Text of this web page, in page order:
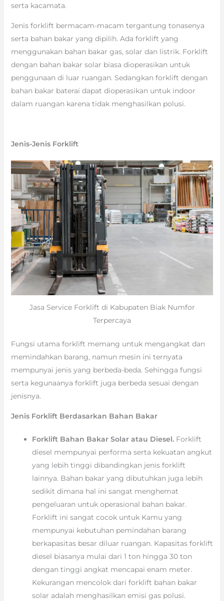
serta kacamata.
Jenis forklift bermacam-macam tergantung tonasenya
serta bahan bakar yang dipilih. Ada forklift yang
menggunakan bahan bakar gas, solar dan listrik. Forklift
dengan bahan bakar solar biasa dioperasikan untuk
penggunaan di luar ruangan. Sedangkan forklift dengan
bahan bakar baterai dapat dioperasikan untuk indoor
dalam ruangan karena tidak menghasilkan polusi.
Jenis-Jenis Forklift
Jasa Service Forklift di Kabupaten Biak Numfor
Terpercaya
Fungsi utama forklift memang untuk mengangkat dan
memindahkan barang, namun mesin ini ternyata
mempunyai jenis yang berbeda-beda. Sehingga fungsi
serta kegunaanya forklift juga berbeda sesuai dengan
jenisnya.
Jenis Forklift Berdasarkan Bahan Bakar
Forklift Bahan Bakar Solar atau Diesel. Forklift
diesel mempunyai performa serta kekuatan angkut
yang lebih tinggi dibandingkan jenis forklift
lainnya. Bahan bakar yang dibutuhkan juga lebih
sedikit dimana hal ini sangat menghemat
pengeluaran untuk operasional bahan bakar.
Forklift ini sangat cocok untuk Kamu yang
mempunyai kebutuhan pemindahan barang
berkapasitas besar diluar ruangan. Kapasitas forklift
diesel biasanya mulai dari 1 ton hingga 30 ton
dengan tinggi angkat mencapai enam meter.
Kekurangan mencolok dari forklift bahan bakar
solar adalah menghasilkan emisi gas polusi.